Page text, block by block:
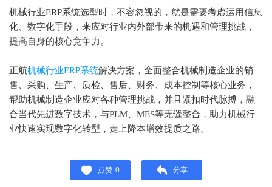
机械行业ERP系统选型时，不容忽视的，就是需要考虑运用信息
化、数字化手段，来应对行业内外部带来的机遇和管理挑战，
提高自身的核心竞争力。
正航机械行业ERP系统解决方案，全面整合机械制造企业的销
售、采购、生产、质检、售后、财务、成本控制等核心业务，
帮助机械制造企业应对各种管理挑战，并且紧扣时代脉搏，融
合当代先进数字技术，与PLM、MES等无缝整合，助力机械行
业快速实现数字化转型，走上降本增效提质之路。
点赞 0 分享